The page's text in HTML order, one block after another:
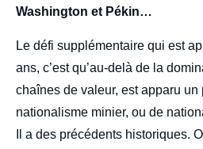
Washington et Pékin…
Le défi supplémentaire qui est
ans, c’est qu’au-delà de la
chaînes de valeur, est apparu un
nationalisme minier, ou de
Il a des précédents historiques.